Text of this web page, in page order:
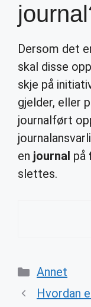
Dersom det
skal disse
skje på
gjelder, eller
journalført
en journal på
slettes.
Categories
Annet
Hvordan